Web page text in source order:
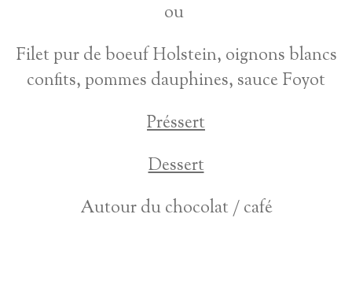
ou
Filet pur de boeuf Holstein, oignons blancs
confits, pommes dauphines, sauce Foyot
Préssert
Dessert
Autour du chocolat / café